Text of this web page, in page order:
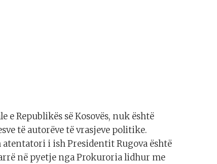
e Republikës së Kosovës, nuk është
të autorëve të vrasjeve politike.
i ish Presidentit Rugova është
në pyetje nga Prokuroria lidhur me